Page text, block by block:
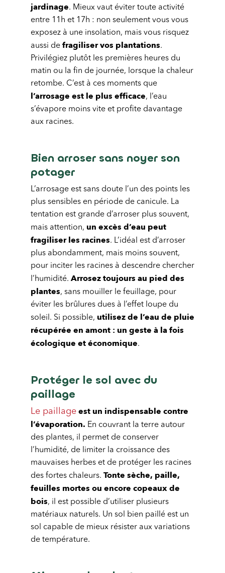
jardinage. Mieux vaut éviter toute activité
entre 11h et 17h : non seulement vous vous
exposez à une insolation, mais vous risquez
aussi de fragiliser vos plantations.
Privilégiez plutôt les premières heures du
matin ou la fin de journée, lorsque la chaleur
retombe. C’est à ces moments que
l’arrosage est le plus efficace, l’eau
s’évapore moins vite et profite davantage
aux racines.
Bien arroser sans noyer son
potager
L’arrosage est sans doute l’un des points les
plus sensibles en période de canicule. La
tentation est grande d’arroser plus souvent,
mais attention, un excès d’eau peut
fragiliser les racines. L’idéal est d’arroser
plus abondamment, mais moins souvent,
pour inciter les racines à descendre chercher
l’humidité. Arrosez toujours au pied des
plantes, sans mouiller le feuillage, pour
éviter les brûlures dues à l’effet loupe du
soleil. Si possible, utilisez de l’eau de pluie
récupérée en amont : un geste à la fois
écologique et économique.
Protéger le sol avec du
paillage
Le paillage est un indispensable contre
l’évaporation. En couvrant la terre autour
des plantes, il permet de conserver
l’humidité, de limiter la croissance des
mauvaises herbes et de protéger les racines
des fortes chaleurs. Tonte sèche, paille,
feuilles mortes ou encore copeaux de
bois, il est possible d’utiliser plusieurs
matériaux naturels. Un sol bien paillé est un
sol capable de mieux résister aux variations
de température.